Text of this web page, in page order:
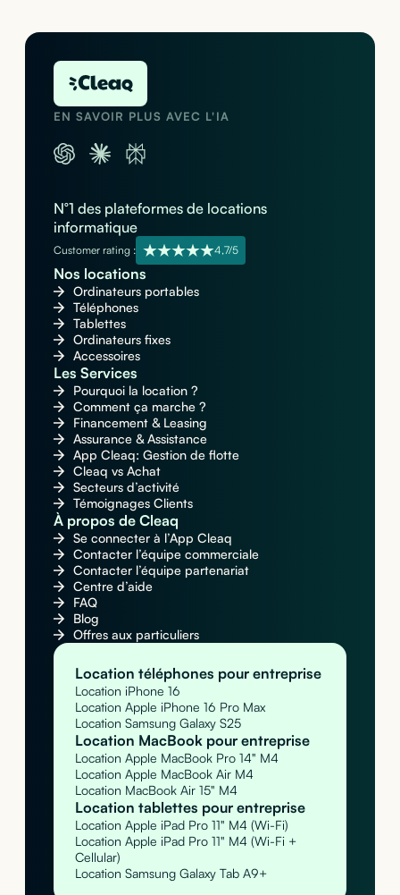
EN SAVOIR PLUS AVEC L'IA
N°1 des plateformes de locations
informatique
Customer rating : 4,7/5
Nos locations
Ordinateurs portables
Téléphones
Tablettes
Ordinateurs fixes
Accessoires
Les Services
Pourquoi la location ?
Comment ça marche ?
Financement & Leasing
Assurance & Assistance
App Cleaq: Gestion de flotte
Cleaq vs Achat
Secteurs d’activité
Témoignages Clients
À propos de Cleaq
Se connecter à l’App Cleaq
Contacter l’équipe commerciale
Contacter l’équipe partenariat
Centre d’aide
FAQ
Blog
Offres aux particuliers
Location téléphones pour entreprise
Location iPhone 16
Location Apple iPhone 16 Pro Max
Location Samsung Galaxy S25
Location MacBook pour entreprise
Location Apple MacBook Pro 14" M4
Location Apple MacBook Air M4
Location MacBook Air 15" M4
Location tablettes pour entreprise
Location Apple iPad Pro 11" M4 (Wi-Fi)
Location Apple iPad Pro 11" M4 (Wi-Fi +
Cellular)
Location Samsung Galaxy Tab A9+